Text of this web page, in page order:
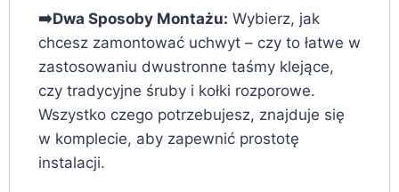
➡️Dwa Sposoby Montażu: Wybierz, jak
chcesz zamontować uchwyt – czy to łatwe w
zastosowaniu dwustronne taśmy klejące,
czy tradycyjne śruby i kołki rozporowe.
Wszystko czego potrzebujesz, znajduje się
w komplecie, aby zapewnić prostotę
instalacji.